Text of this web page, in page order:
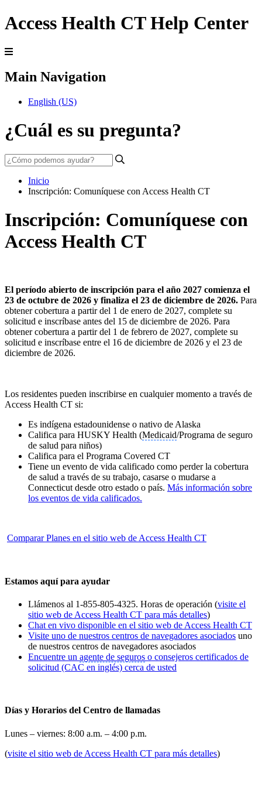
Access Health CT Help Center
Main Navigation
English (US)
¿Cuál es su pregunta?
Inicio
Inscripción: Comuníquese con Access Health CT
Inscripción: Comuníquese con
Access Health CT
El período abierto de inscripción para el año 2027 comienza el
23 de octubre de 2026 y finaliza el 23 de diciembre de 2026. Para
obtener cobertura a partir del 1 de enero de 2027, complete su
solicitud e inscríbase antes del 15 de diciembre de 2026. Para
obtener cobertura a partir del 1 de febrero de 2027, complete su
solicitud e inscríbase entre el 16 de diciembre de 2026 y el 23 de
diciembre de 2026.
Los residentes pueden inscribirse en cualquier momento a través de
Access Health CT si:
Es indígena estadounidense o nativo de Alaska
Califica para HUSKY Health (Medicaid/Programa de seguro
de salud para niños)
Califica para el Programa Covered CT
Tiene un evento de vida calificado como perder la cobertura
de salud a través de su trabajo, casarse o mudarse a
Connecticut desde otro estado o país. Más información sobre
los eventos de vida calificados.
Comparar Planes en el sitio web de Access Health CT
Estamos aquí para ayudar
Llámenos al 1-855-805-4325. Horas de operación (visite el
sitio web de Access Health CT para más detalles)
Chat en vivo disponible en el sitio web de Access Health CT
Visite uno de nuestros centros de navegadores asociados uno
de nuestros centros de navegadores asociados
Encuentre un agente de seguros o consejeros certificados de
solicitud (CAC en inglés) cerca de usted
Días y Horarios del Centro de llamadas
Lunes – viernes: 8:00 a.m. – 4:00 p.m.
(visite el sitio web de Access Health CT para más detalles)